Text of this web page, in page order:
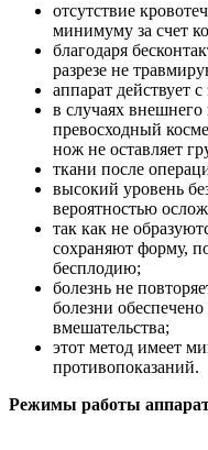
отсутствие
минимуму за счет
благодаря
разрезе не
аппарат действует
в случаях внешнего
превосходный
нож не оставляет
ткани после
высокий уровень
вероятностью
так как не
сохраняют форму,
бесплодию;
болезнь не
болезни
вмешательства;
этот метод имеет
противопоказаний.
Режимы работы